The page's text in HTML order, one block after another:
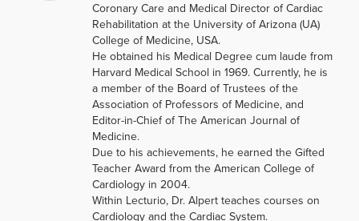
Coronary Care and Medical Director of Cardiac
Rehabilitation at the University of Arizona (UA)
College of Medicine, USA.
He obtained his Medical Degree cum laude from
Harvard Medical School in 1969. Currently, he is
a member of the Board of Trustees of the
Association of Professors of Medicine, and
Editor-in-Chief of The American Journal of
Medicine.
Due to his achievements, he earned the Gifted
Teacher Award from the American College of
Cardiology in 2004.
Within Lecturio, Dr. Alpert teaches courses on
Cardiology and the Cardiac System.